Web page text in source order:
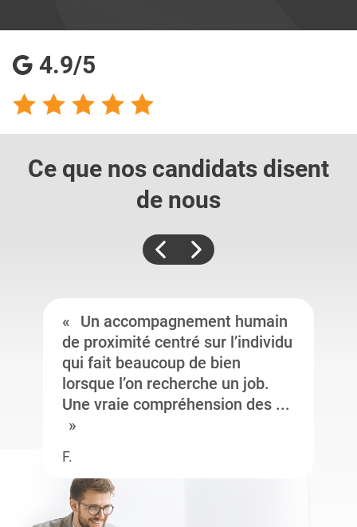
4.9/5
Ce que nos candidats disent
de nous
Un accompagnement humain
de proximité centré sur l’individu
qui fait beaucoup de bien
lorsque l’on recherche un job.
Une vraie compréhension des ...
F.